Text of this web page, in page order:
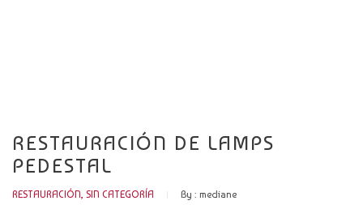
CONTACTO
RESTAURACIÓN DE LAMPS
PEDESTAL
RESTAURACIÓN, SIN CATEGORÍA By : mediane